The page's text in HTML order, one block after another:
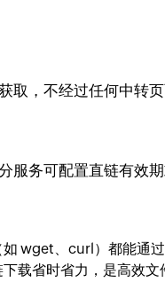
取，不经过任何中转
服务可配置直链有效
wget、curl）都能通
载省时省力，是高效